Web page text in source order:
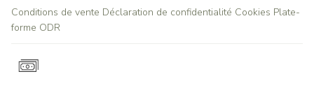
Conditions de vente Déclaration de confidentialité Cookies Plate-
forme ODR